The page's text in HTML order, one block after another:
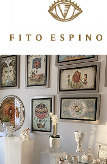
EL LUGAR II